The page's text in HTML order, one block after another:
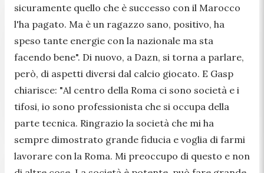
sicuramente quello che è successo con il Marocco
l'ha pagato. Ma è un ragazzo sano, positivo, ha
speso tante energie con la nazionale ma sta
facendo bene". Di nuovo, a Dazn, si torna a parlare,
però, di aspetti diversi dal calcio giocato. E Gasp
chiarisce: "Al centro della Roma ci sono società e i
tifosi, io sono professionista che si occupa della
parte tecnica. Ringrazio la società che mi ha
sempre dimostrato grande fiducia e voglia di farmi
lavorare con la Roma. Mi preoccupo di questo e non